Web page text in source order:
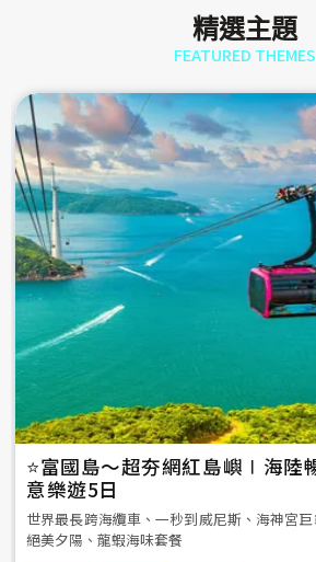
精選主題
FEATURED THEMES
⭐️富國島～超夯網紅島嶼∣海陸
意樂遊5日
世界最長跨海纜車、一秒到威尼斯、海神宮巨
絕美夕陽、龍蝦海味套餐